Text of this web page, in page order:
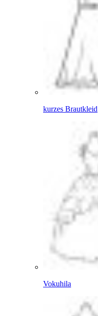
kurzes Brautkleid
Vokuhila